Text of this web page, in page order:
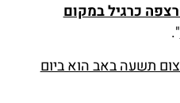
כרגיל במקום
".
תשעה באב הוא ביום